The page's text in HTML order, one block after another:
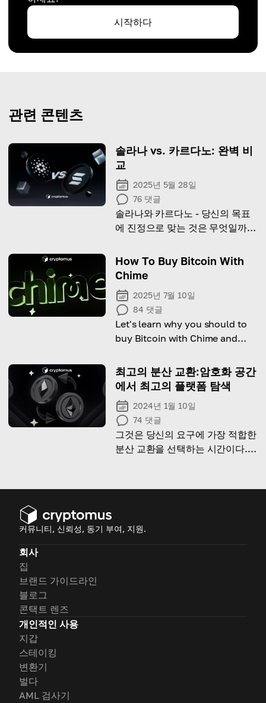
시작하다
관련 콘텐츠
솔라나 vs. 카르다노: 완벽 비
교
2025년 5월 28일
76 댓글
솔라나와 카르다노 - 당신의 목표
에 진정으로 맞는 것은 무엇일까
갖는지 알아보세요.
How To Buy Bitcoin With
Chime
2025년 7월 10일
84 댓글
Let's learn why you should to
buy Bitcoin with Chime and
최고의 분산 교환:암호화 공간
에서 최고의 플랫폼 탐색
2024년 1월 10일
74 댓글
그것은 당신의 요구에 가장 적합한
분산 교환을 선택하는 시간이다.
커뮤니티, 신뢰성, 동기 부여, 지원.
회사
집
브랜드 가이드라인
블로그
콘택트 렌즈
개인적인 사용
지갑
스테이킹
변환기
벌다
AML 검사기